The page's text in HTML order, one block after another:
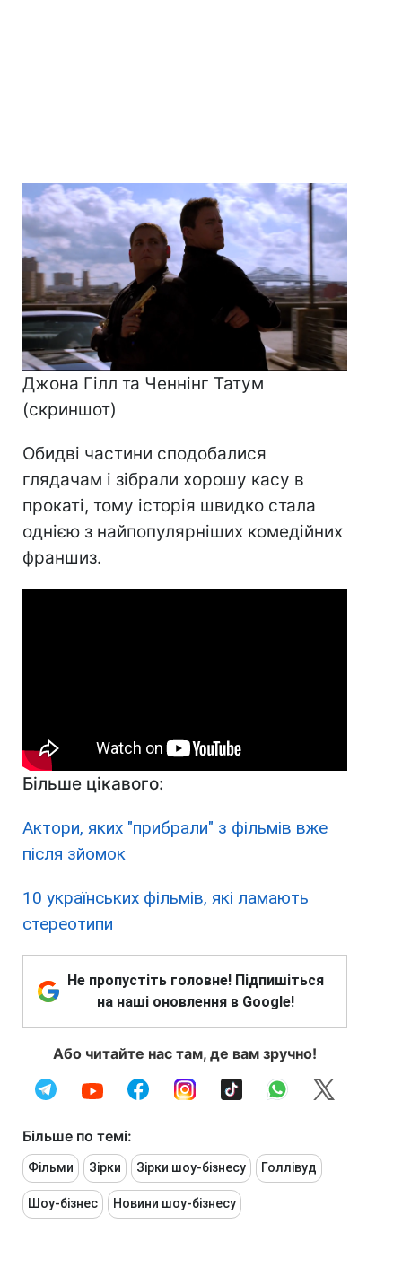
Джона Гілл та Ченнінг Татум
(скриншот)
Обидві частини сподобалися
глядачам і зібрали хорошу касу в
прокаті, тому історія швидко стала
однією з найпопулярніших комедійних
франшиз.
Більше цікавого:
Актори, яких "прибрали" з фільмів вже
після зйомок
10 українських фільмів, які ламають
стереотипи
Не пропустіть головне! Підпишіться
на наші оновлення в Google!
Або читайте нас там, де вам зручно!
Більше по темі:
Фільми Зірки Зірки шоу-бізнесу Голлівуд
Шоу-бізнес Новини шоу-бізнесу